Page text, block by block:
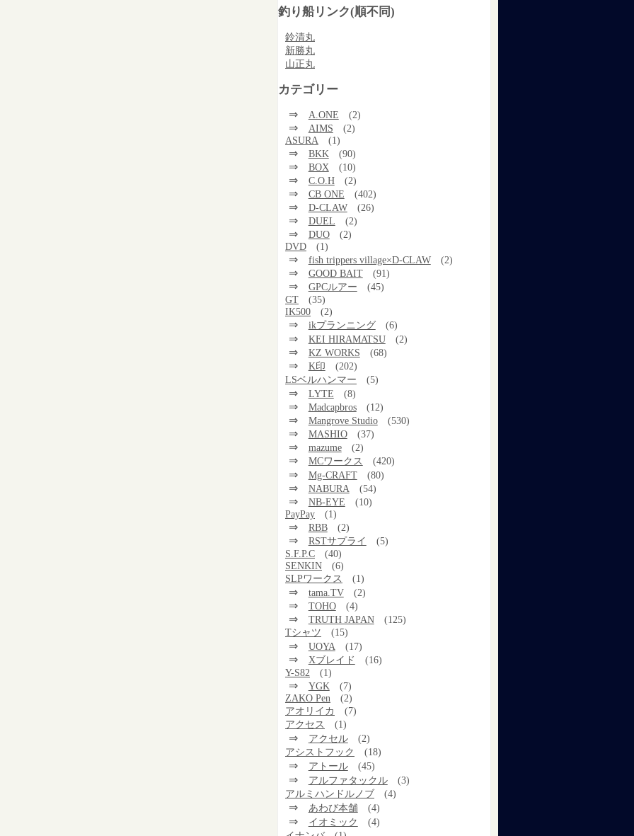
釣り船リンク(順不同)
鈴清丸
新勝丸
山正丸
カテゴリー
⇒ A.ONE (2)
⇒ AIMS
(2)
ASURA
(1)
⇒ BKK (90)
⇒ BOX (10)
⇒ C.O.H (2)
⇒ CB ONE (402)
⇒ D-CLAW (26)
⇒ DUEL (2)
⇒ DUO
(2)
DVD
(1)
⇒ fish trippers village×D-CLAW (2)
⇒ GOOD BAIT (91)
⇒ GPCルアー
(45)
GT
(35)
IK500
(2)
⇒ ikプランニング (6)
⇒ KEI HIRAMATSU (2)
⇒ KZ WORKS (68)
⇒ K印
(202)
LSベルハンマー
(5)
⇒ LYTE (8)
⇒ Madcapbros (12)
⇒ Mangrove Studio (530)
⇒ MASHIO (37)
⇒ mazume (2)
⇒ MCワークス (420)
⇒ Mg-CRAFT (80)
⇒ NABURA (54)
⇒ NB-EYE
(10)
PayPay
(1)
⇒ RBB (2)
⇒ RSTサプライ
(5)
S.F.P.C
(40)
SENKIN
(6)
SLPワークス
(1)
⇒ tama.TV (2)
⇒ TOHO (4)
⇒ TRUTH JAPAN
(125)
Tシャツ
(15)
⇒ UOYA (17)
⇒ Xブレイド
(16)
Y-S82
(1)
⇒ YGK
(7)
ZAKO Pen
(2)
アオリイカ
(7)
アクセス
(1)
⇒ アクセル
(2)
アシストフック
(18)
⇒ アトール (45)
⇒ アルファタックル
(3)
アルミハンドルノブ
(4)
⇒ あわび本舗 (4)
⇒ イオミック
(4)